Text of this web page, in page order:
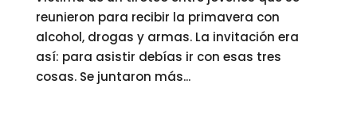
reunieron para recibir la primavera con
alcohol, drogas y armas. La invitación era
así: para asistir debías ir con esas tres
cosas. Se juntaron más...